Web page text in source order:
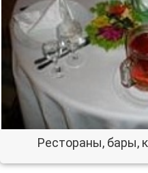
Рестораны, бары,